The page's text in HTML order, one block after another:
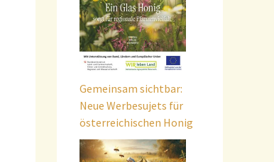
Gemeinsam sichtbar:
Neue Werbesujets für
österreichischen Honig